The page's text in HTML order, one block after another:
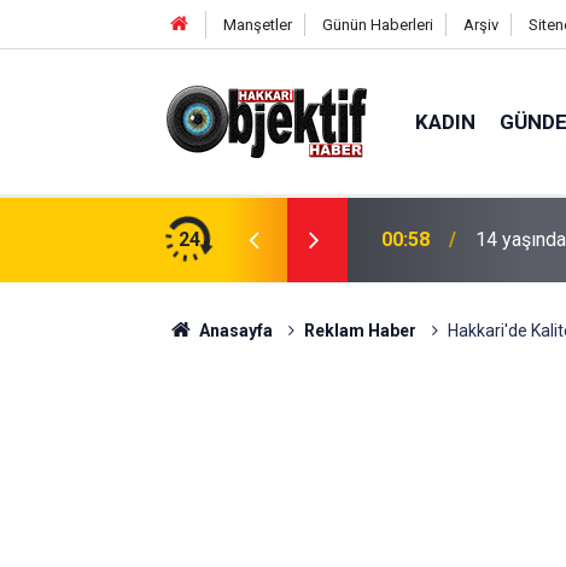
Manşetler Günün Haberleri Arşiv
KADIN
24
"İhale derhal iptal edilsin" 00:58 14
Anasayfa Reklam Haber Hakkari'de